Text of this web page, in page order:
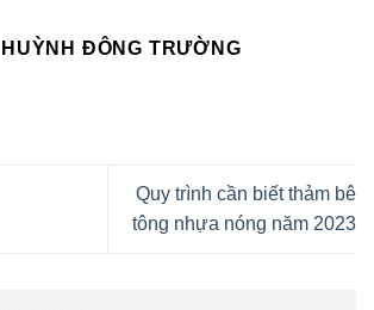
HUỲNH ĐÔNG TRƯỜNG
Quy trình cần biết thảm bê
tông nhựa nóng năm 2023